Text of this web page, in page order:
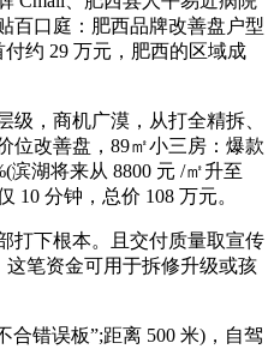
百口庭：肥西品牌改善盘户型
约 29 万元，肥西的区域成
，商机广漠，从打全精拆、
位改善盘，89㎡小三房：爆款
滨湖将来从 8800 元 /㎡升至
10 分钟，总价 108 万元。
下根本。且交付质量取宣传
这笔资金可用于拆修升级或孩
错误板”;距离 500 米)，自驾